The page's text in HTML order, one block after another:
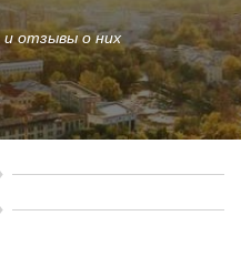
и отзывы о них